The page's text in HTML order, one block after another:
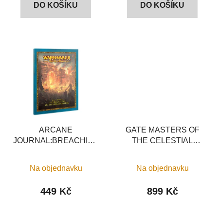
DO KOŠÍKU DO KOŠÍKU
ARCANE
JOURNAL:BREACHING
Na objednavku
449 Kč
GATE MASTERS OF
THE CELESTIAL
Na objednavku
899 Kč